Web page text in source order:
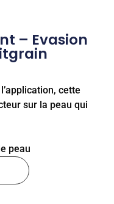
– Evasion
cette
sur la peau qui
peau